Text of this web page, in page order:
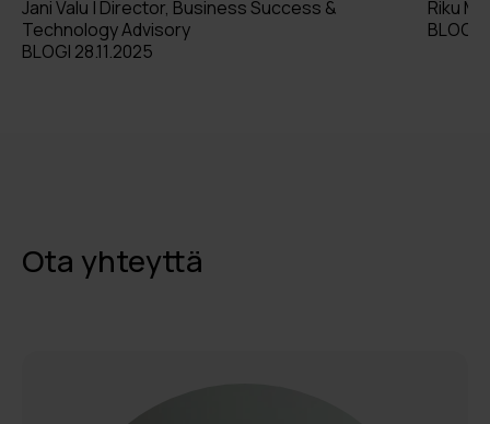
Jani Valu | Director, Business Success &
Technology Advisory
BLOGI 28.11.2025
Riku
BLOGI
Ota yhteyttä